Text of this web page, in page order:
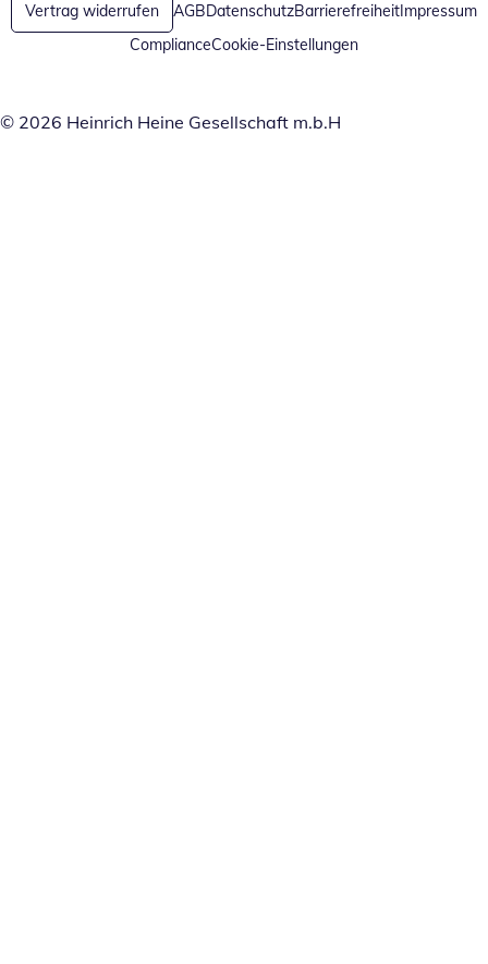
Vertrag widerrufen AGBDatenschutzBarrierefreiheitImpressum
ComplianceCookie-Einstellungen
© 2026 Heinrich Heine Gesellschaft m.b.H